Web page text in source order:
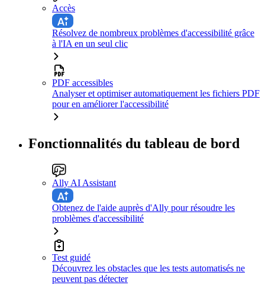
Accès
Résolvez de nombreux problèmes d'accessibilité grâce
à l'IA en un seul clic
PDF accessibles
Analyser et optimiser automatiquement les fichiers PDF
pour en améliorer l'accessibilité
Fonctionnalités du tableau de bord
Ally AI Assistant
Obtenez de l'aide auprès d'Ally pour résoudre les
problèmes d'accessibilité
Test guidé
Découvrez les obstacles que les tests automatisés ne
peuvent pas détecter